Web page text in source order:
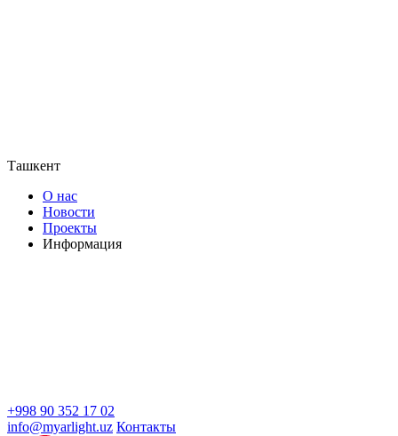
Ташкент
О нас
Новости
Проекты
Информация
+998 90 352 17 02
info@myarlight.uz Контакты